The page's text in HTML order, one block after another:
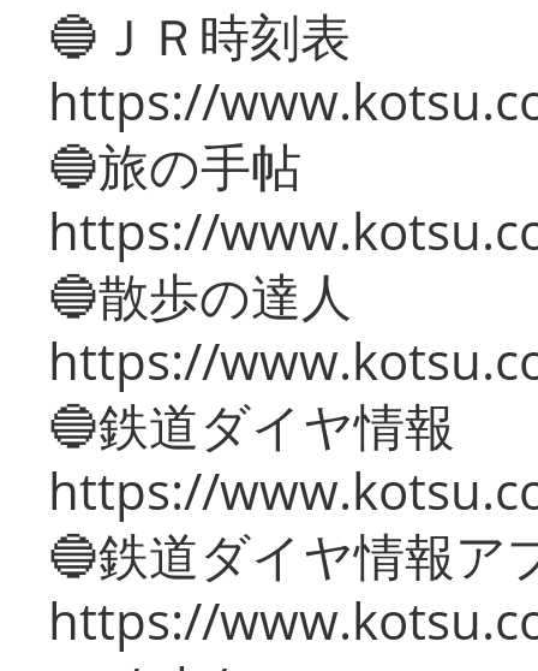
🔵ＪＲ時刻表
https://
🔵旅の手帖
https://
🔵散歩の達人
https://
🔵鉄道ダイヤ情報
https://
🔵鉄道ダイヤ情報ア
https://